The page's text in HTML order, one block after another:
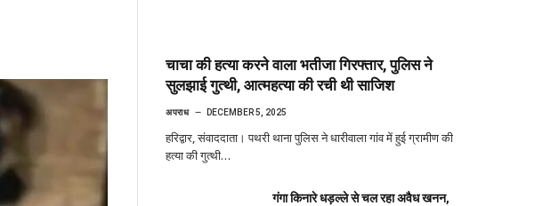
चाचा की हत्या करने वाला भतीजा गिरफ्तार, पुलिस ने
सुलझाई गुत्थी, आत्महत्या की रची थी साजिश
अपराध DECEMBER 5, 2025
हरिद्वार, संवाददाता। पथरी थाना पुलिस ने धारीवाला गांव में हुई ग्रामीण की
हत्या की गुत्थी…
गंगा किनारे धड़ल्ले से चल रहा अवैध खनन,